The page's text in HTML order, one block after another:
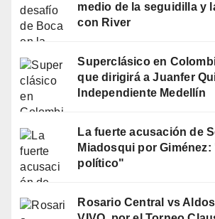
medio de la seguidilla y
con River
Superclásico en
que dirigirá a Juanfer
Independiente Medellín
La fuerte acusación de
Miadosqui por
político"
Rosario Central vs